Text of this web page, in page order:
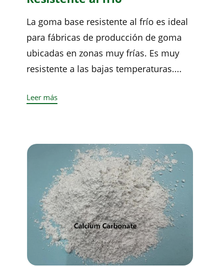
La goma base resistente al frío es ideal
para fábricas de producción de goma
ubicadas en zonas muy frías. Es muy
resistente a las bajas temperaturas....
Leer más